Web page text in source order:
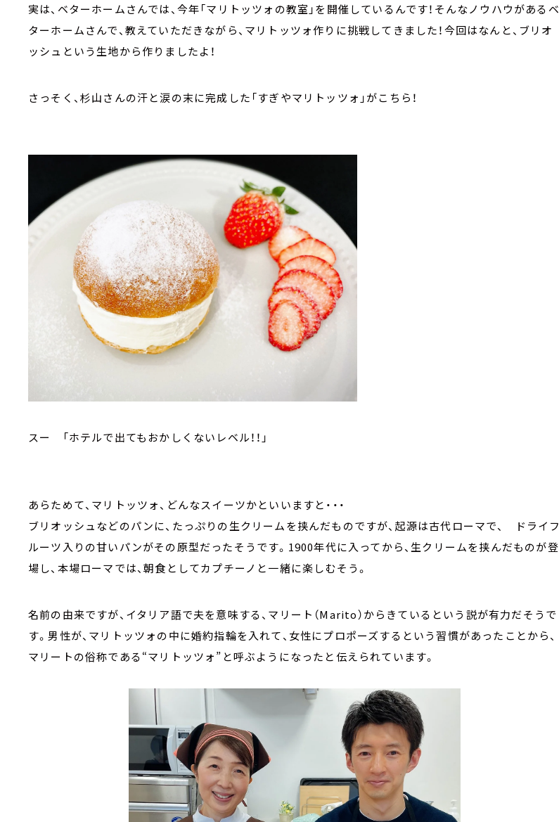
実は、ベターホームさんでは、今年「マリトッツォの教室」を開催しているんです！そんなノウハウがあるベ
ターホームさんで、教えていただきながら、マリトッツォ作りに挑戦してきました！今回はなんと、ブリオ
ッシュという生地から作りましたよ！
さっそく、杉山さんの汗と涙の末に完成した「すぎやマリトッツォ」がこちら！
スー 「ホテルで出てもおかしくないレベル！！」
あらためて、マリトッツォ、どんなスイーツかといいますと・・・
ブリオッシュなどのパンに、たっぷりの生クリームを挟んだものですが、起源は古代ローマで、 ドライフ
ルーツ入りの甘いパンがその原型だったそうです。1900年代に入ってから、生クリームを挟んだものが登
場し、本場ローマでは、朝食としてカプチーノと一緒に楽しむそう。
名前の由来ですが、イタリア語で夫を意味する、マリート（Marito）からきているという説が有力だそうで
す。男性が、マリトッツォの中に婚約指輪を入れて、女性にプロポーズするという習慣があったことから、
マリートの俗称である“マリトッツォ”と呼ぶようになったと伝えられています。